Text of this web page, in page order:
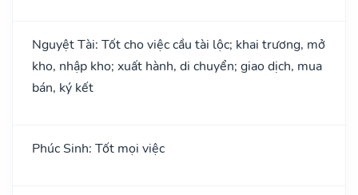
Nguyệt Tài: Tốt cho việc cầu tài lộc; khai trương, mở
kho, nhập kho; xuất hành, di chuyển; giao dịch, mua
bán, ký kết
Phúc Sinh: Tốt mọi việc